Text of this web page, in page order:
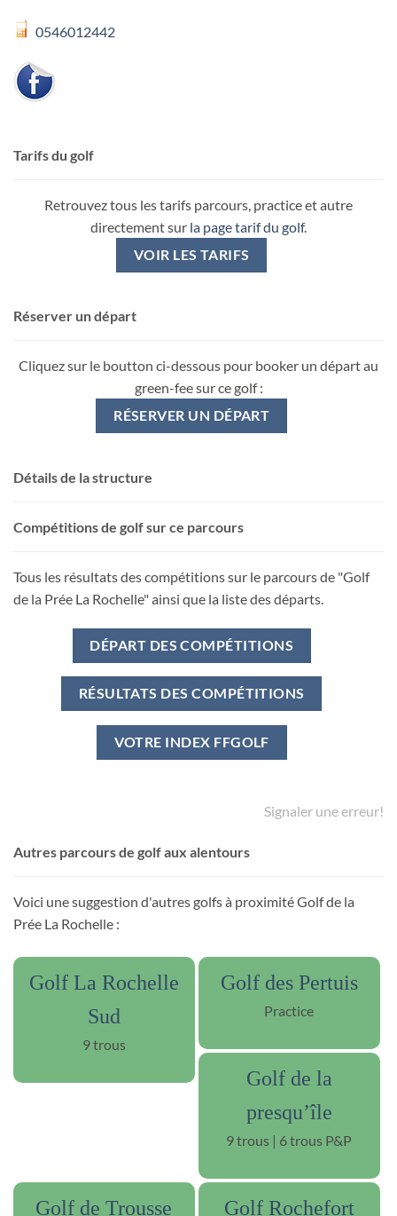
0546012442
Tarifs du golf
Retrouvez tous les tarifs parcours, practice et autre
directement sur la page tarif du golf.
VOIR LES TARIFS
Réserver un départ
Cliquez sur le boutton ci-dessous pour booker un départ au
green-fee sur ce golf :
RÉSERVER UN DÉPART
Détails de la structure
Compétitions de golf sur ce parcours
Tous les résultats des compétitions sur le parcours de "Golf
de la Prée La Rochelle" ainsi que la liste des départs.
DÉPART DES COMPÉTITIONS
RÉSULTATS DES COMPÉTITIONS
VOTRE INDEX FFGOLF
Signaler une erreur!
Autres parcours de golf aux alentours
Voici une suggestion d'autres golfs à proximité Golf de la
Prée La Rochelle :
Golf La Rochelle
Sud
9 trous
Golf des Pertuis
Practice
Golf de la
presqu’île
9 trous | 6 trous P&P
Golf de Trousse Golf Rochefort